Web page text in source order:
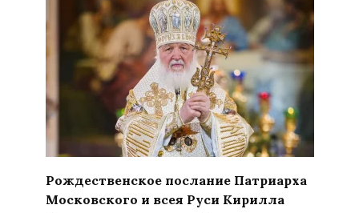
Рождественское послание Патриарха
Московского и всея Руси Кирилла